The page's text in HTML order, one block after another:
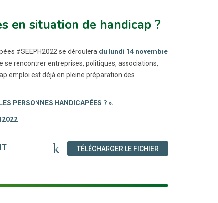
en situation de handicap ?
#SEEPH2022 se déroulera du lundi 14 novembre
se rencontrer entreprises, politiques, associations,
emploi est déjà en pleine préparation des
PERSONNES HANDICAPÉES ? ».
TÉLÉCHARGER LE FICHIER